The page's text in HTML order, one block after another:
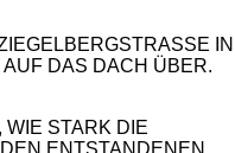
IN E
DACH ÜBER. DAM
STARK DIE D